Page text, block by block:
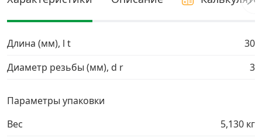
Грузовой крепеж
Метрический крепеж ›
Длина (мм), l t
30
Диаметр резьбы (мм), d r
3
Параметры упаковки
Вес
5,130 кг